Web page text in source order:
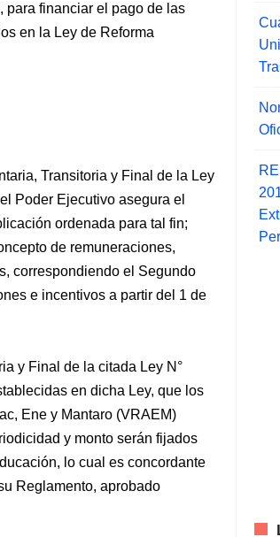
para financiar el pago de las
en la Ley de Reforma
Transitoria y Final de la Ley
Poder Ejecutivo asegura el
ordenada para tal fin;
de remuneraciones,
correspondiendo el Segundo
e incentivos a partir del 1 de
y Final de la citada Ley N°
en dicha Ley, que los
Ene y Mantaro (VRAEM)
y monto serán fijados
lo cual es concordante
Reglamento, aprobado